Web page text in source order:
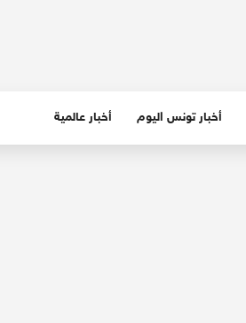
أخبار تونس اليوم أخبار عالمية